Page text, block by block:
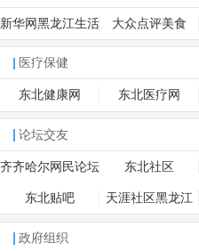
新华网黑龙江生活
频道
大众点评美食
医疗保健
东北健康网 东北医疗网
论坛交友
齐齐哈尔网民论坛 东北社区
东北贴吧 天涯社区黑龙江
政府组织